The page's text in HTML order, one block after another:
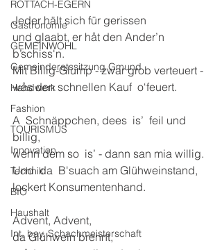
ROTTACH-EGERN
Gastronomie
GEMEINWOHL
Gemeinderatssitzung Gmund
Handwerk
Fashion
TOURISMUS
Innovation
Technik
BIO
Haushalt
Int. bay. Schachmeisterschaft
Jeder hält sich für gerissen
und glaabt, er håt den Ander’n
b’schiss'n.
Mit Billig-Glump - zwar grob verteuert -
wås den schnellen Kauf  o‘feuert.
A  Schnäppchen, dees  is’  feil und
billig,
wenn dem so  is’ - dann san mia willig.
Und  da  B'suach am Glühweinstand,
lockert Konsumentenhand.
Advent, Advent,
da Glühwein brennt,